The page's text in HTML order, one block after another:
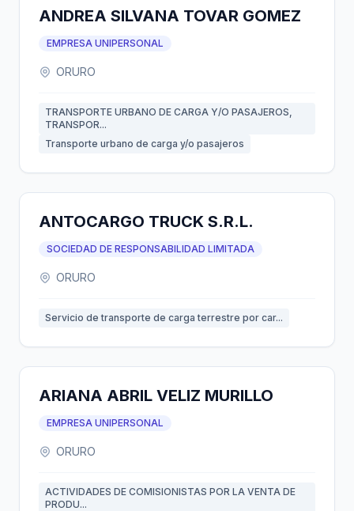
ANDREA SILVANA TOVAR GOMEZ
EMPRESA UNIPERSONAL
ORURO
TRANSPORTE URBANO DE CARGA Y/O PASAJEROS,
TRANSPOR...
Transporte urbano de carga y/o pasajeros
ANTOCARGO TRUCK S.R.L.
SOCIEDAD DE RESPONSABILIDAD LIMITADA
ORURO
Servicio de transporte de carga terrestre por car...
ARIANA ABRIL VELIZ MURILLO
EMPRESA UNIPERSONAL
ORURO
ACTIVIDADES DE COMISIONISTAS POR LA VENTA DE
PRODU...